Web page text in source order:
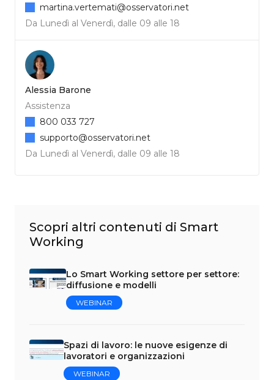
Da Lunedì al Venerdì, dalle 09 alle 18
martina.vertemati@osservatori.net
Alessia Barone
Assistenza
Da Lunedì al Venerdì, dalle 09 alle 18
800 033 727
supporto@osservatori.net
Scopri altri contenuti di Smart
Working
Lo Smart Working settore per settore:
diffusione e modelli
WEBINAR
Spazi di lavoro: le nuove esigenze di
lavoratori e organizzazioni
WEBINAR